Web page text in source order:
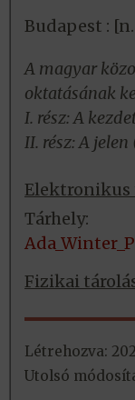
Budapest :
A magyar
oktatásának
I. rész: A
II. rész: A
Elektronikus
Tárhely:
Fizikai
Létrehozva:
Utolsó